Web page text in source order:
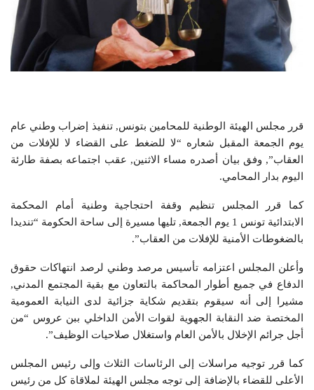
قرر مجلس الهيئة الوطنية للمحامين بتونس, تنفيذ إضراب وطني عام
يوم الجمعة المقبل شعاره “لا للضغط على القضاء لا للإفلات من
العقاب”, وفق بيان أصدره مساء الاثنين, عقب اجتماعه بصفة طارئة
اليوم بدار المحامي.
كما قرر المجلس تنظيم وقفة احتجاجية وطنية أمام المحكمة
الابتدائية تونس 1 يوم الجمعة, تليها مسيرة إلى ساحة الحكومة “تنديدا
بالضغوطات الأمنية للإفلات من العقاب”.
وأعلن المجلس اعتزامه تأسيس مرصد وطني لرصد انتهاكات حقوق
الدفاع في جميع أطوار المحاكمة بالتعاون مع بقية المجتمع المدني,
مشيرا إلى أنه سيقوم بتقديم شكاية جزائية لدى النيابة العمومية
المختصة ضد النقابة الجهوية لقوات الأمن الداخلي ببن عروس “من
أجل جرائم الإخلال بالأمن العام واستغلال صلاحيات الوظيف”.
كما قرر توجيه مراسلات إلى الرئاسات الثلاث وإلى رئيس المجلس
الأعلى للقضاء بالإضافة إلى توجه مجلس الهيئة لملاقاة كل من رئيس